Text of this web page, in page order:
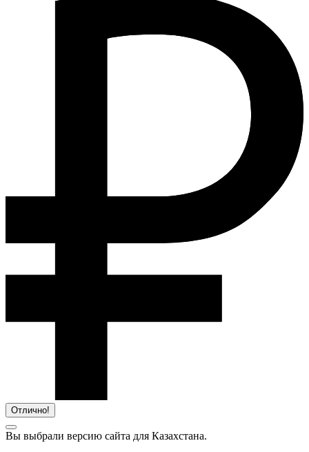
Отлично!
Вы выбрали версию сайта для Казахстана.